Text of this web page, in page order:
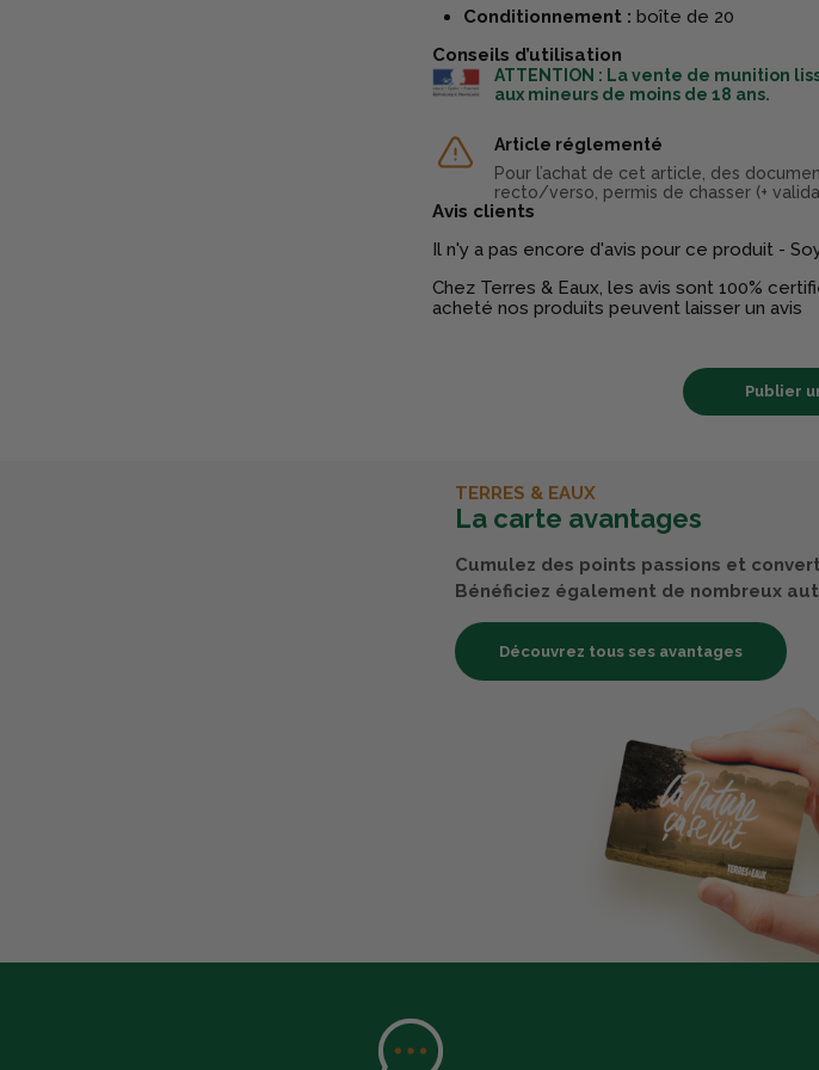
Conditionnement : boîte de 20
Conseils d’utilisation
ATTENTION : La vente de munition
aux mineurs de moins de 18 ans.
Article réglementé
Pour l’achat de cet article, des
recto/verso, permis de chasser (+
Avis clients
Il n'y a pas encore d'avis pour ce produit -
Chez Terres & Eaux, les avis sont 100%
acheté nos produits peuvent laisser un avis
Publier
TERRES & EAUX
La carte avantages
Cumulez des points passions et
Bénéficiez également de nombreux
Découvrez tous ses avantages